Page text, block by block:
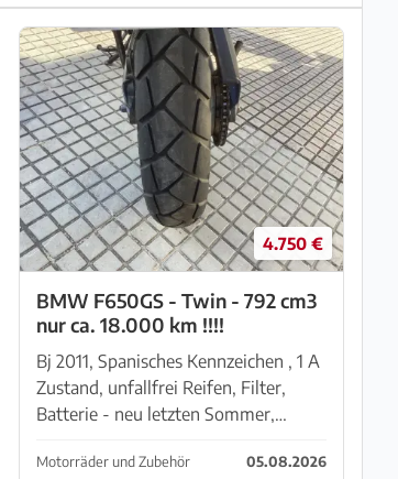
4.750 €
BMW F650GS - Twin - 792 cm3
nur ca. 18.000 km !!!!
Bj 2011, Spanisches Kennzeichen , 1 A
Zustand, unfallfrei Reifen, Filter,
Batterie - neu letzten Sommer,
fuer zwei Helme, mit Sozius
Motorräder und Zubehör 05.08.2026